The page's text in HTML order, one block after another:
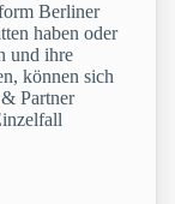
Berliner
haben oder
und ihre
können sich
Partner